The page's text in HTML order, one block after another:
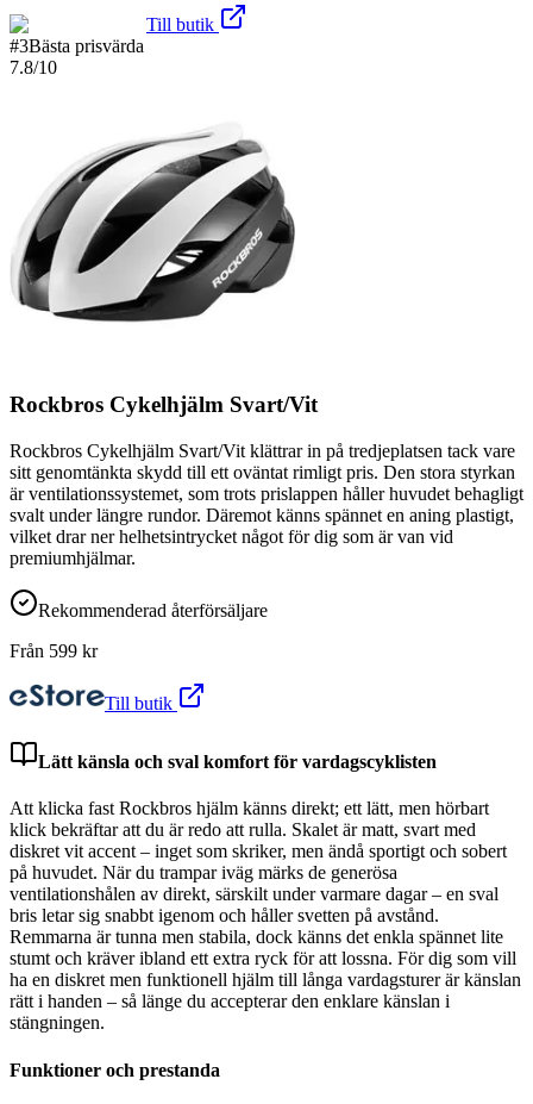
Till butik
#3Bästa prisvärda
7.8/10
Rockbros Cykelhjälm Svart/Vit
Rockbros Cykelhjälm Svart/Vit klättrar in på tredjeplatsen tack vare
sitt genomtänkta skydd till ett oväntat rimligt pris. Den stora styrkan
är ventilationssystemet, som trots prislappen håller huvudet behagligt
svalt under längre rundor. Däremot känns spännet en aning plastigt,
vilket drar ner helhetsintrycket något för dig som är van vid
premiumhjälmar.
Rekommenderad återförsäljare
Från 599 kr
Till butik
Lätt känsla och sval komfort för vardagscyklisten
Att klicka fast Rockbros hjälm känns direkt; ett lätt, men hörbart
klick bekräftar att du är redo att rulla. Skalet är matt, svart med
diskret vit accent – inget som skriker, men ändå sportigt och sobert
på huvudet. När du trampar iväg märks de generösa
ventilationshålen av direkt, särskilt under varmare dagar – en sval
bris letar sig snabbt igenom och håller svetten på avstånd.
Remmarna är tunna men stabila, dock känns det enkla spännet lite
stumt och kräver ibland ett extra ryck för att lossna. För dig som vill
ha en diskret men funktionell hjälm till långa vardagsturer är känslan
rätt i handen – så länge du accepterar den enklare känslan i
stängningen.
Funktioner och prestanda